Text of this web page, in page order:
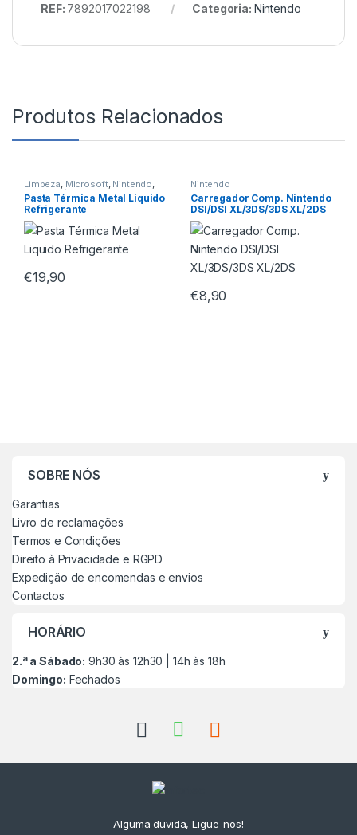
REF: 7892017022198 Categoria: Nintendo
Produtos Relacionados
Limpeza Microsoft, Nintendo
Pastas Térmicas , Sony
Pasta Térmica Metal Liquido
Refrigerante
€19,90
Nintendo
Carregador Comp. Nintendo
DSI/DSI XL/3DS/3DS XL/2DS
€8,90
SOBRE NÓS
Garantias
Livro de reclamações
Termos e Condições
Direito à Privacidade e RGPD
Expedição de encomendas e envios
Contactos
HORÁRIO
2.ª a Sábado: 9h30 às 12h30 | 14h às 18h
Domingo: Fechados
Alguma duvida, Ligue-nos!